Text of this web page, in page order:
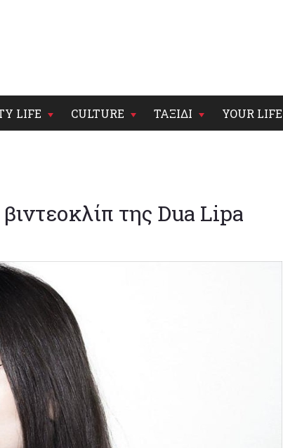
LIFE CULTURE ΤΑΞΙΔΙ YOUR LIFE
της Dua Lipa